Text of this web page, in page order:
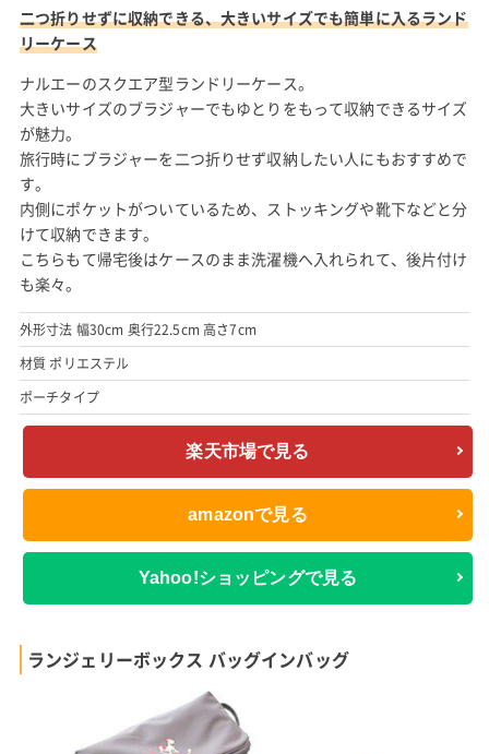
二つ折りせずに収納できる、大きいサイズでも簡単に入るランド
リーケース
ナルエーのスクエア型ランドリーケース。
大きいサイズのブラジャーでもゆとりをもって収納できるサイズ
が魅力。
旅行時にブラジャーを二つ折りせず収納したい人にもおすすめで
す。
内側にポケットがついているため、ストッキングや靴下などと分
けて収納できます。
こちらもて帰宅後はケースのまま洗濯機へ入れられて、後片付け
も楽々。
外形寸法 幅30cm 奥行22.5cm 高さ7cm
材質 ポリエステル
ポーチタイプ
楽天市場で見る
amazonで見る
Yahoo!ショッピングで見る
ランジェリーボックス バッグインバッグ